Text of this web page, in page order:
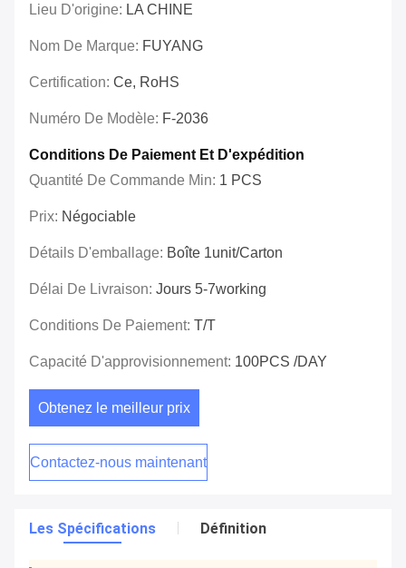
Lieu D'origine: LA CHINE
Nom De Marque: FUYANG
Certification: Ce, RoHS
Numéro De Modèle: F-2036
Conditions De Paiement Et D'expédition
Quantité De Commande Min: 1 PCS
Prix: Négociable
Détails D'emballage: Boîte 1unit/carton
Délai De Livraison: Jours 5-7working
Conditions De Paiement: T/T
Capacité D'approvisionnement: 100PCS /DAY
Obtenez le meilleur prix
Contactez-nous maintenant
Les Spécifications Définition